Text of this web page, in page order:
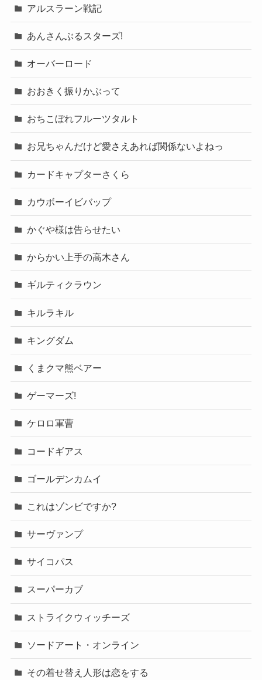
アルスラーン戦記
あんさんぶるスターズ!
オーバーロード
おおきく振りかぶって
おちこぼれフルーツタルト
お兄ちゃんだけど愛さえあれば関係ないよねっ
カードキャプターさくら
カウボーイビバップ
かぐや様は告らせたい
からかい上手の高木さん
ギルティクラウン
キルラキル
キングダム
くまクマ熊ベアー
ゲーマーズ!
ケロロ軍曹
コードギアス
ゴールデンカムイ
これはゾンビですか?
サーヴァンプ
サイコパス
スーパーカブ
ストライクウィッチーズ
ソードアート・オンライン
その着せ替え人形は恋をする